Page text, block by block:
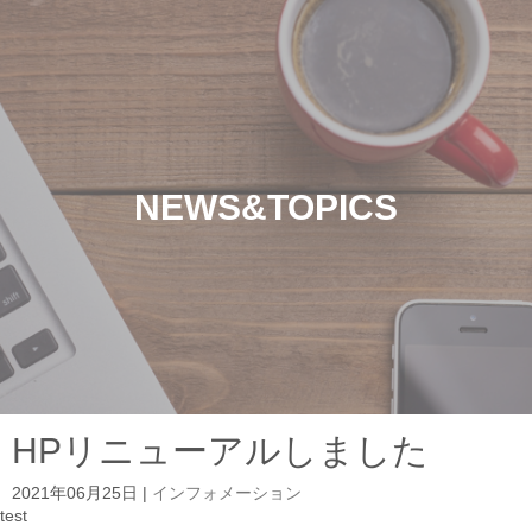
NEWS&TOPICS
HPリニューアルしました
2021年06月25日 | インフォメーション
test